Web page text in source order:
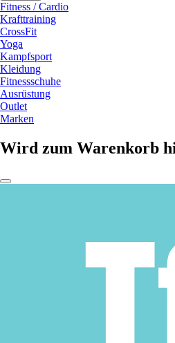
Fitness / Cardio
Krafttraining
CrossFit
Yoga
Kampfsport
Kleidung
Fitnessschuhe
Ausrüstung
Outlet
Marken
Wird zum Warenkorb